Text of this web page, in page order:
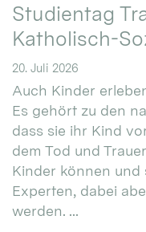
Studientag
Katholisch-
20. Juli 2026
Auch Kinder
Es gehört zu den
dass sie ihr Kind
dem Tod und
Kinder können und
Experten, dabei
werden. ...